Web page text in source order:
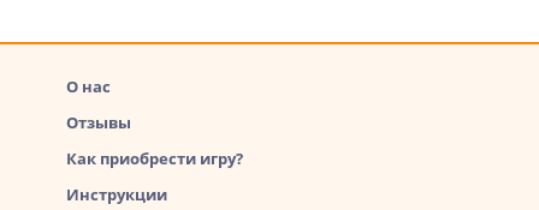
О нас
Отзывы
Как приобрести игру?
Инструкции